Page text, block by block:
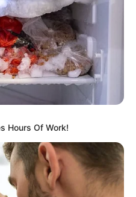
Hours Of Work!